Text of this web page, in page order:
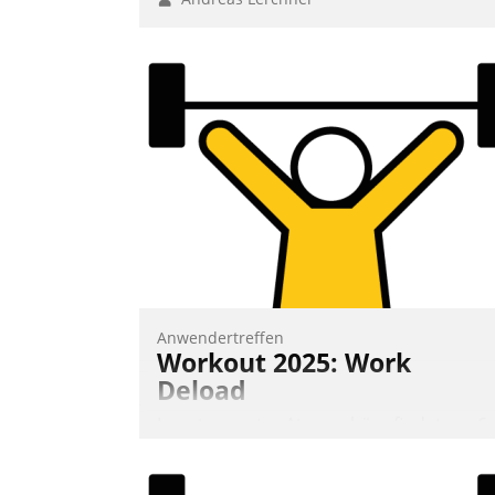
Anwendertreffen
Workout 2025: Work
Deload
Kunden- und Partnerkreis statt. Zentrale